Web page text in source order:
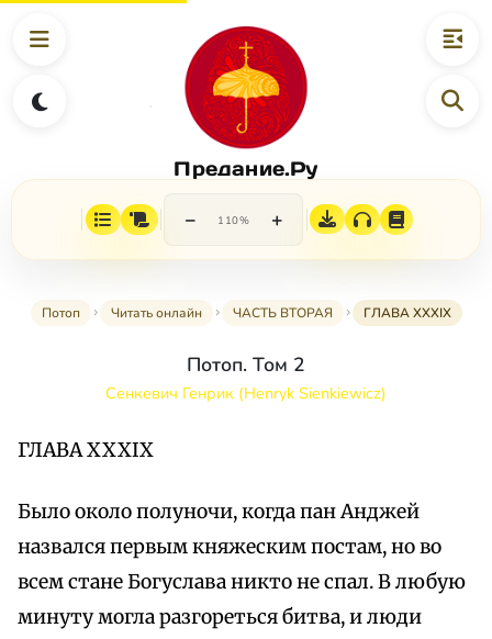
Предание.Ру
− 110% +
Потоп Читать онлайн ЧАСТЬ ВТОРАЯ ГЛАВА XXXIX
Потоп. Том 2
Сенкевич Генрик (Henryk Sienkiewicz)
ГЛАВА XXXIX
Было около полуночи, когда пан Анджей
назвался первым княжеским постам, но во
всем стане Богуслава никто не спал. В любую
минуту могла разгореться битва, и люди